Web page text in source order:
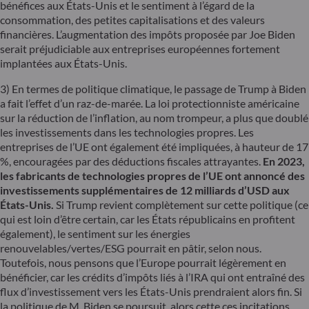
bénéfices aux États-Unis et le sentiment à l’égard de la
consommation, des petites capitalisations et des valeurs
financières. L’augmentation des impôts proposée par Joe Biden
serait préjudiciable aux entreprises européennes fortement
implantées aux États-Unis.
3) En termes de politique climatique, le passage de Trump à Biden
a fait l’effet d’un raz-de-marée. La loi protectionniste américaine
sur la réduction de l’inflation, au nom trompeur, a plus que doublé
les investissements dans les technologies propres. Les
entreprises de l’UE ont également été impliquées, à hauteur de 17
%, encouragées par des déductions fiscales attrayantes. En 2023,
les fabricants de technologies propres de l’UE ont annoncé des
investissements supplémentaires de 12 milliards d’USD aux
États-Unis. Si Trump revient complètement sur cette politique (ce
qui est loin d’être certain, car les États républicains en profitent
également), le sentiment sur les énergies
renouvelables/vertes/ESG pourrait en pâtir, selon nous.
Toutefois, nous pensons que l’Europe pourrait légèrement en
bénéficier, car les crédits d’impôts liés à l’IRA qui ont entraîné des
flux d’investissement vers les États-Unis prendraient alors fin. Si
la politique de M. Biden se poursuit, alors cette ces incitations